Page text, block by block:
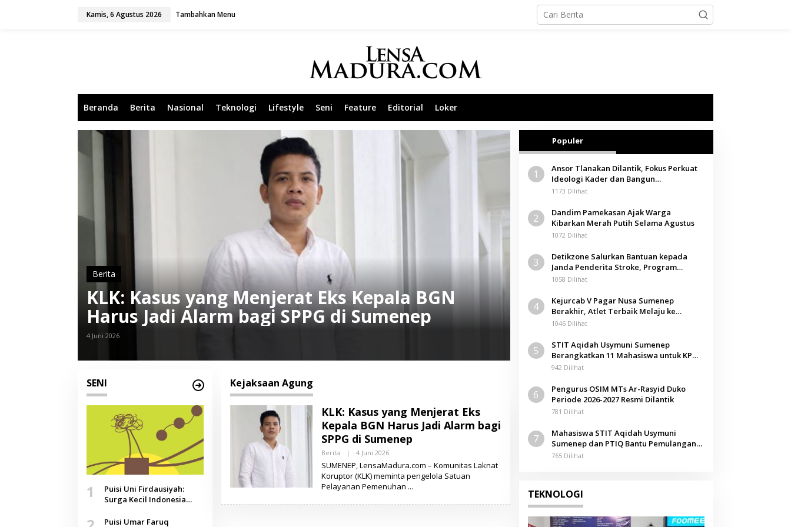
Kamis, 6 Agustus 2026 Tambahkan Menu
Beranda Berita Nasional Teknologi Lifestyle Seni Feature Editorial Loker
Berita
KLK: Kasus yang Menjerat Eks Kepala BGN
Harus Jadi Alarm bagi SPPG di Sumenep
4 Juni 2026
SENI
1
Puisi Uni Firdausiyah:
Surga Kecil Indonesia
Doa yang Jauh, Narasi
Puisi Umar Faruq
Kejaksaan Agung
KLK: Kasus yang Menjerat Eks
Kepala BGN Harus Jadi Alarm bagi
SPPG di Sumenep
Berita | 4 Juni 2026O
E
H
L
SUMENEP, LensaMadura.com – Komunitas Laknat
Koruptor (KLK) meminta pengelola Satuan
Pelayanan Pemenuhan
Populer
1
Ansor Tlanakan Dilantik, Fokus Perkuat
Ideologi Kader dan Bangun
Kemandirian Ekonomi
1173 Dilihat
2
Dandim Pamekasan Ajak Warga
Kibarkan Merah Putih Selama Agustus
1072 Dilihat
3
Detikzone Salurkan Bantuan kepada
Janda Penderita Stroke, Program
Berbagi Masuki Hari ke-61
1058 Dilihat
4
Kejurcab V Pagar Nusa Sumenep
Berakhir, Atlet Terbaik Melaju ke
Kejurwil Jatim
1046 Dilihat
5
STIT Aqidah Usymuni Sumenep
Berangkatkan 11 Mahasiswa untuk KPM
Internasional di Malaysia
942 Dilihat
6
Pengurus OSIM MTs Ar-Rasyid Duko
Periode 2026-2027 Resmi Dilantik
781 Dilihat
7
Mahasiswa STIT Aqidah Usymuni
Sumenep dan PTIQ Bantu Pemulangan
Jenazah WNI Asal Aceh di Malaysia
765 Dilihat
TEKNOLOGI